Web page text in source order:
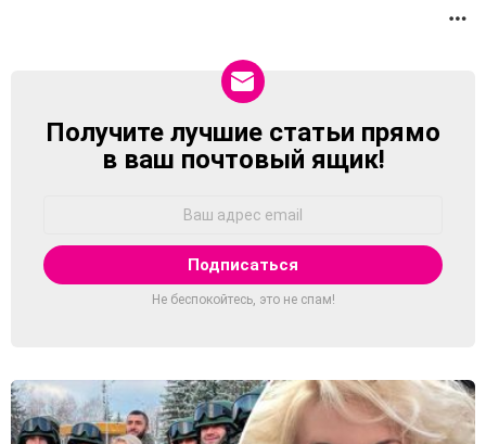
NEWSLETTER
Получите лучшие статьи прямо
в ваш почтовый ящик!
Не беспокойтесь, это не спам!